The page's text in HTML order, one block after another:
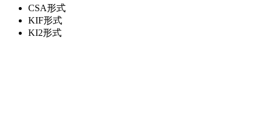
CSA形式
KIF形式
KI2形式